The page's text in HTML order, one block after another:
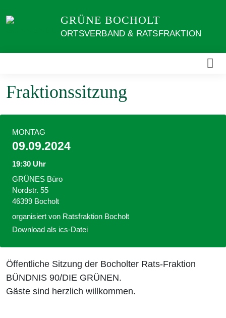
zum
GRÜNE BOCHOLT
ORTSVERBAND & RATSFRAKTION
Fraktionssitzung
Öffentliche Sitzung der Bocholter Rats-Fraktion
BÜNDNIS 90/DIE GRÜNEN.
Gäste sind herzlich willkommen.
MONTAG
09.09.2024
19:30 Uhr
GRÜNES Büro
Nordstr. 55
46399 Bocholt
organisiert von Ratsfraktion Bocholt
Download als ics-Datei